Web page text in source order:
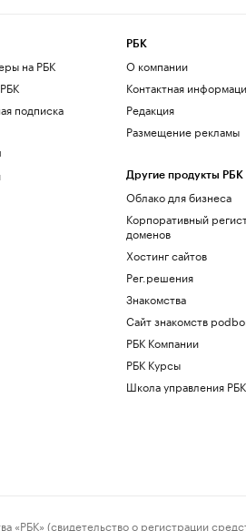
на РБК
подписка
РБК
О компании
Контактная
Редакция
Размещение рекламы
Другие продукты РБК
Облако для бизнеса
Корпоративный
доменов
Хостинг сайтов
Рег.решения
Знакомства
Сайт знакомств
РБК Компании
РБК Курсы
Школа управления РБК
(свидетельство о регистрации